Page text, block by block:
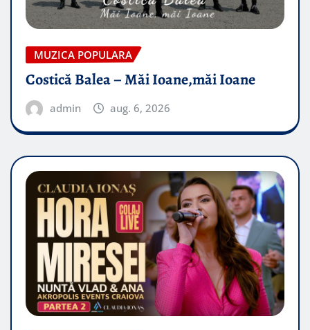
MUZICA POPULARA
Costică Balea – Măi Ioane,măi Ioane
admin aug. 6, 2026